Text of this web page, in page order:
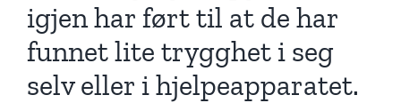
igjen har ført til at de har
funnet lite trygghet i seg
selv eller i hjelpeapparatet.